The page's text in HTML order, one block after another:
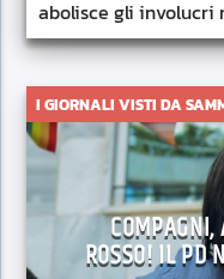
abolisce gli involucri
I GIORNALI VISTI DA
ROSSO! IL PD